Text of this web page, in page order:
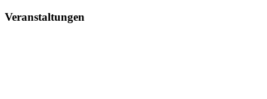
Veranstaltungen